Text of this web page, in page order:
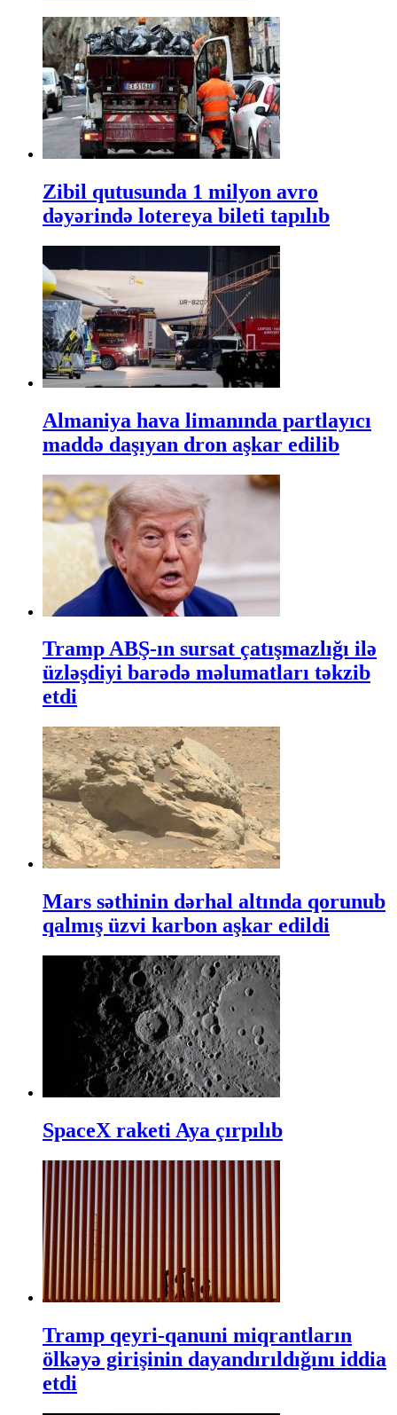
Zibil qutusunda 1 milyon avro
dəyərində lotereya bileti tapılıb
Almaniya hava limanında partlayıcı
maddə daşıyan dron aşkar edilib
Tramp ABŞ-ın sursat çatışmazlığı ilə
üzləşdiyi barədə məlumatları təkzib
etdi
Mars səthinin dərhal altında qorunub
qalmış üzvi karbon aşkar edildi
SpaceX raketi Aya çırpılıb
Tramp qeyri-qanuni miqrantların
ölkəyə girişinin dayandırıldığını iddia
etdi